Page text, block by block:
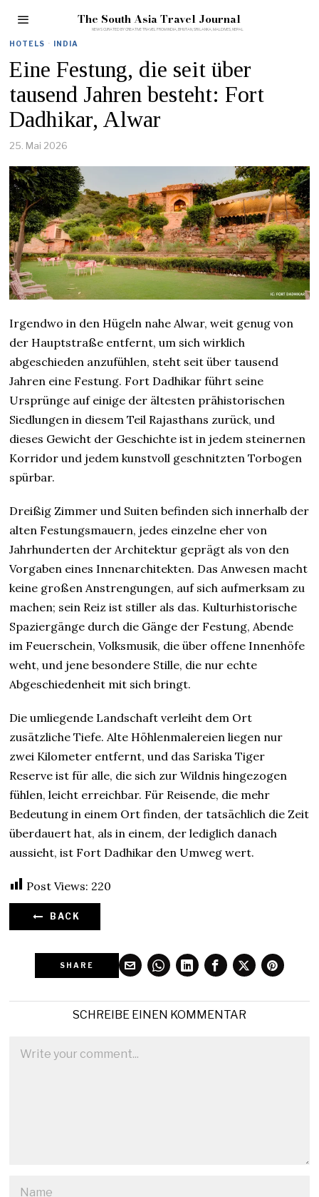
The South Asia Travel Journal
HOTELS · INDIA
Eine Festung, die seit über
tausend Jahren besteht: Fort
Dadhikar, Alwar
25. Mai 2026
Irgendwo in den Hügeln nahe Alwar, weit genug von
der Hauptstraße entfernt, um sich wirklich
abgeschieden anzufühlen, steht seit über tausend
Jahren eine Festung. Fort Dadhikar führt seine
Ursprünge auf einige der ältesten prähistorischen
Siedlungen in diesem Teil Rajasthans zurück, und
dieses Gewicht der Geschichte ist in jedem steinernen
Korridor und jedem kunstvoll geschnitzten Torbogen
spürbar.
Dreißig Zimmer und Suiten befinden sich innerhalb der
alten Festungsmauern, jedes einzelne eher von
Jahrhunderten der Architektur geprägt als von den
Vorgaben eines Innenarchitekten. Das Anwesen macht
keine großen Anstrengungen, auf sich aufmerksam zu
machen; sein Reiz ist stiller als das. Kulturhistorische
Spaziergänge durch die Gänge der Festung, Abende
im Feuerschein, Volksmusik, die über offene Innenhöfe
weht, und jene besondere Stille, die nur echte
Abgeschiedenheit mit sich bringt.
Die umliegende Landschaft verleiht dem Ort
zusätzliche Tiefe. Alte Höhlenmalereien liegen nur
zwei Kilometer entfernt, und das Sariska Tiger
Reserve ist für alle, die sich zur Wildnis hingezogen
fühlen, leicht erreichbar. Für Reisende, die mehr
Bedeutung in einem Ort finden, der tatsächlich die Zeit
überdauert hat, als in einem, der lediglich danach
aussieht, ist Fort Dadhikar den Umweg wert.
Post Views: 220
BACK
SHARE
SCHREIBE EINEN KOMMENTAR